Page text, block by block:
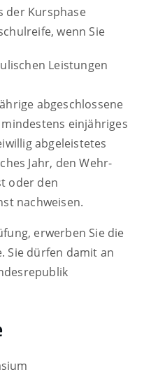
der Kursphase
wenn Sie
Leistungen
abgeschlossene
einjähriges
abgeleistetes
Jahr, den Wehr-
oder den
nachweisen.
erwerben Sie die
Sie dürfen damit an